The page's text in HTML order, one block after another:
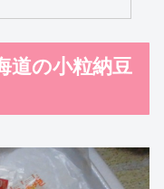
道の小粒納豆